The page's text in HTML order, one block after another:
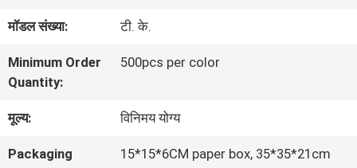
फैक्टरी
यात्रा
गुणवत्ता
मॉडल संख्या: टी. के.
Minimum Order
Quantity:
500pcs per color
मूल्य: विनिमय योग्य
Packaging
15*15*6CM paper box, 35*35*21cm